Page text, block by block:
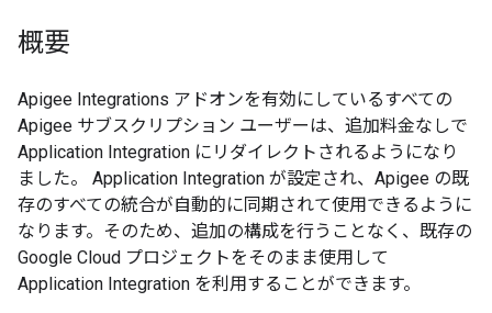
概要
Apigee Integrations アドオンを有効にしているすべての
Apigee サブスクリプション ユーザーは、追加料金なしで
Application Integration にリダイレクトされるようになり
ました。 Application Integration が設定され、Apigee の既
存のすべての統合が自動的に同期されて使用できるように
なります。そのため、追加の構成を行うことなく、既存の
Google Cloud プロジェクトをそのまま使用して
Application Integration を利用することができます。